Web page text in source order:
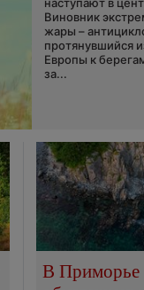
Виновник
жары –
протянувшийся
Европы к
за...
В Приморье